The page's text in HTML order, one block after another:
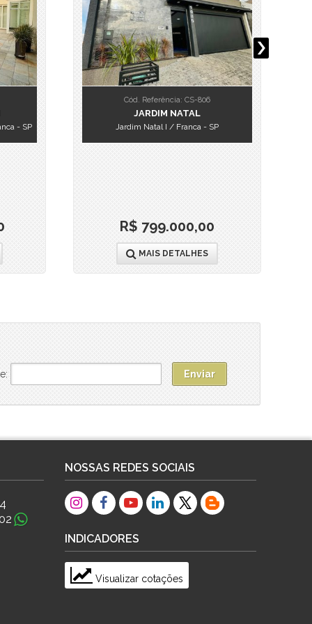
- SP
Cód. Referência: CS-806
JARDIM NATAL
Jardim Natal I / Franca - SP
R$ 799.000,00
MAIS DETALHES
NOSSAS REDES SOCIAIS
INDICADORES
Visualizar cotações